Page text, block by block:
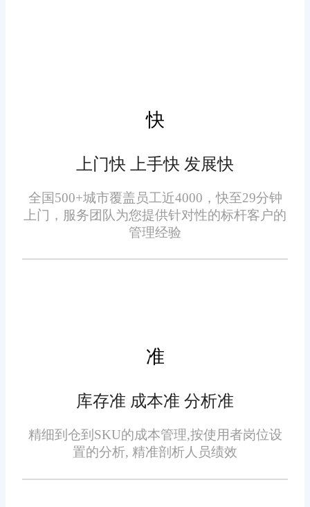
键申报，直连电子税务局，合规
家来说，库存管理尤为关键。生
鲜易损耗，滞销即亏损。旺店通
的库存管理与财务实时同步，每
一次出入库都自动生成财务凭
证，库存变动即时反映在账面
上。智能补货建议与库龄分析功
能，帮助商家在最佳时机清理积
德阳电商财务软件用哪个?简
化复杂财务流程!相信通过以上内
盲目，选对至关重要，希望本文
帮助，如果大家还有什么疑问的
店通官网客服热线：4000101039
免责声明：本网站尽可能确保发布信息的准确性与可靠性，但不能
保证其完全无误，请您在阅读本网站内容时自行判断真实性，本网
容，包括但不限于文字、图片、标识、广告、商标、域名等，除特
快
上门快 上手快 发展快
全国500+城市覆盖员工近4000，快至29分钟
上门，服务团队为您提供针对性的标杆客户的
管理经验
准
库存准 成本准 分析准
精细到仓到SKU的成本管理,按使用者岗位设
置的分析, 精准剖析人员绩效